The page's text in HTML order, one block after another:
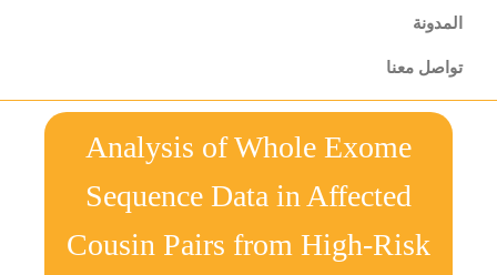
المدونة
تواصل معنا
Analysis of Whole Exome
Sequence Data in Affected
Cousin Pairs from High-Risk